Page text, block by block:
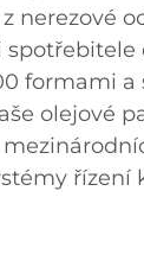
nerezové
formami
olejové
řízení